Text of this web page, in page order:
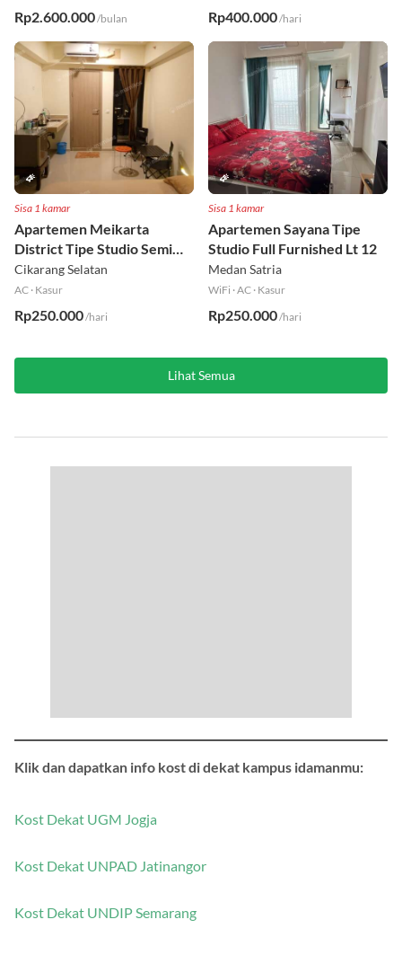
Rp2.600.000/bulan Rp400.000/hari
Sisa 1 kamar
Apartemen Meikarta
District Tipe Studio Semi
Furnished Lt 1
Cikarang Selatan
AC · Kasur
Rp250.000/hari
Sisa 1 kamar
Apartemen Sayana Tipe
Studio Full Furnished Lt 12
Medan Satria
WiFi ·AC · Kasur
Rp250.000/hari
Lihat Semua
Klik dan dapatkan info kost di dekat kampus idamanmu:
Kost Dekat UGM Jogja
Kost Dekat UNPAD Jatinangor
Kost Dekat UNDIP Semarang